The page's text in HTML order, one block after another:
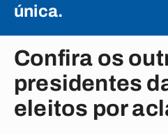
única.
Confira os
presidentes
eleitos por